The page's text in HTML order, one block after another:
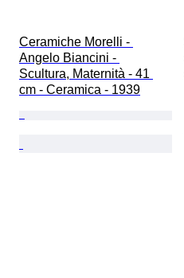
Ceramiche Morelli -
Angelo Biancini -
Scultura, Maternità - 41
cm - Ceramica - 1939